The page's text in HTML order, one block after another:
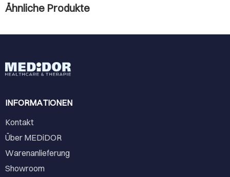
Ähnliche Produkte
INFORMATIONEN
Kontakt
Über MEDiDOR
Warenanlieferung
Showroom